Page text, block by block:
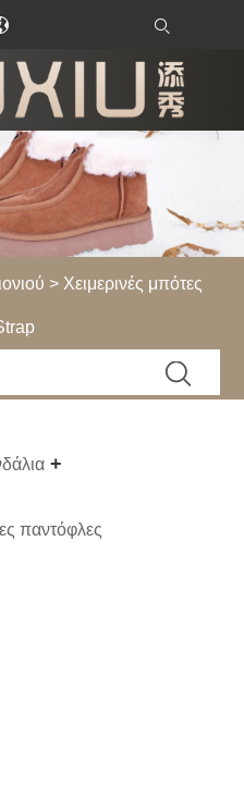
> Χειμερινές μπότες
παντόφλες